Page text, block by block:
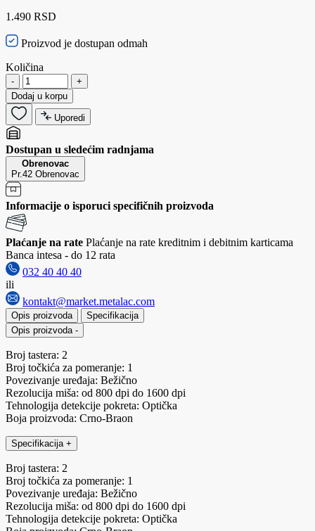
1.490 RSD
Proizvod je dostupan odmah
Količina
-
+
Dodaj u korpu
Uporedi
Dostupan u sledećim radnjama
Obrenovac
Pr.42 Obrenovac
Informacije o isporuci specifičnih proizvoda
Plaćanje na rate Plaćanje na rate kreditnim i debitnim karticama
Banca intesa - do 12 rata
032 40 40 40
ili
kontakt@market.metalac.com
Opis proizvoda
Specifikacija
Opis proizvoda -
Broj tastera: 2
Broj točkića za pomeranje: 1
Povezivanje uređaja: Bežično
Rezolucija miša: od 800 dpi do 1600 dpi
Tehnologija detekcije pokreta: Optička
Boja proizvoda: Crno-Braon
Specifikacija +
Broj tastera: 2
Broj točkića za pomeranje: 1
Povezivanje uređaja: Bežično
Rezolucija miša: od 800 dpi do 1600 dpi
Tehnologija detekcije pokreta: Optička